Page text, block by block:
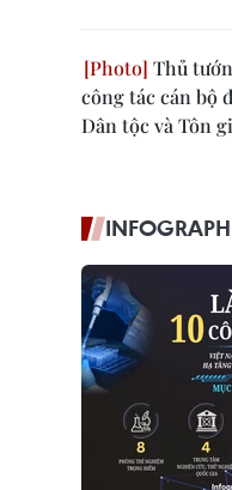
Thủ
công tác cán bộ
Dân tộc và Tôn